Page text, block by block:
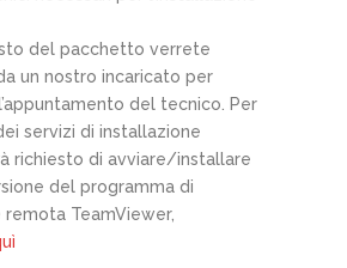
del pacchetto verrete
un nostro incaricato per
del tecnico. Per
servizi di installazione
richiesto di avviare/installare
del programma di
remota TeamViewer,